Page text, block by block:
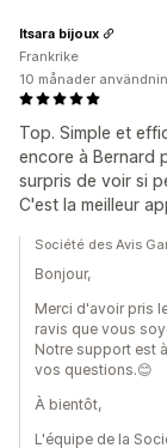
Top. Simple et
encore à Bernard
surpris de voir si
C'est la meilleur
Itsara bijoux
Frankrike
10 månader
Société des Avis
Bonjour,
Merci d'avoir pris
ravis que vous
Notre support est
vos questions.😊
À bientôt,
L'équipe de la